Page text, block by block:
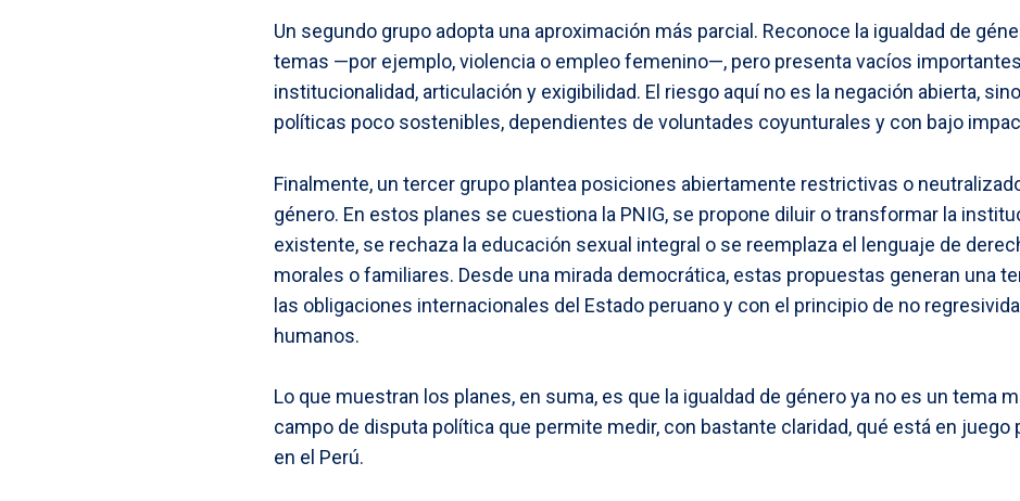
Un segundo grupo adopta una aproximación más parcial. Reconoce la igualdad de
temas —por ejemplo, violencia o empleo femenino—, pero presenta vacíos
institucionalidad, articulación y exigibilidad. El riesgo aquí no es la negación abierta,
políticas poco sostenibles, dependientes de voluntades coyunturales y con bajo
Finalmente, un tercer grupo plantea posiciones abiertamente restrictivas o
género. En estos planes se cuestiona la PNIG, se propone diluir o transformar la
existente, se rechaza la educación sexual integral o se reemplaza el lenguaje de
morales o familiares. Desde una mirada democrática, estas propuestas generan una
las obligaciones internacionales del Estado peruano y con el principio de no
humanos.
Lo que muestran los planes, en suma, es que la igualdad de género ya no es un tema
campo de disputa política que permite medir, con bastante claridad, qué está en juego
en el Perú.